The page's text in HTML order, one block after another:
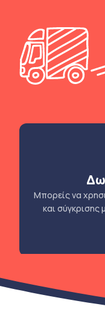
Μπορείς να
και